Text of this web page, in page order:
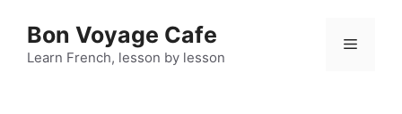
content
Bon Voyage Cafe
Learn French, lesson by lesson
Menu